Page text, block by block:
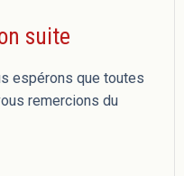
suite
espérons que toutes
remercions du